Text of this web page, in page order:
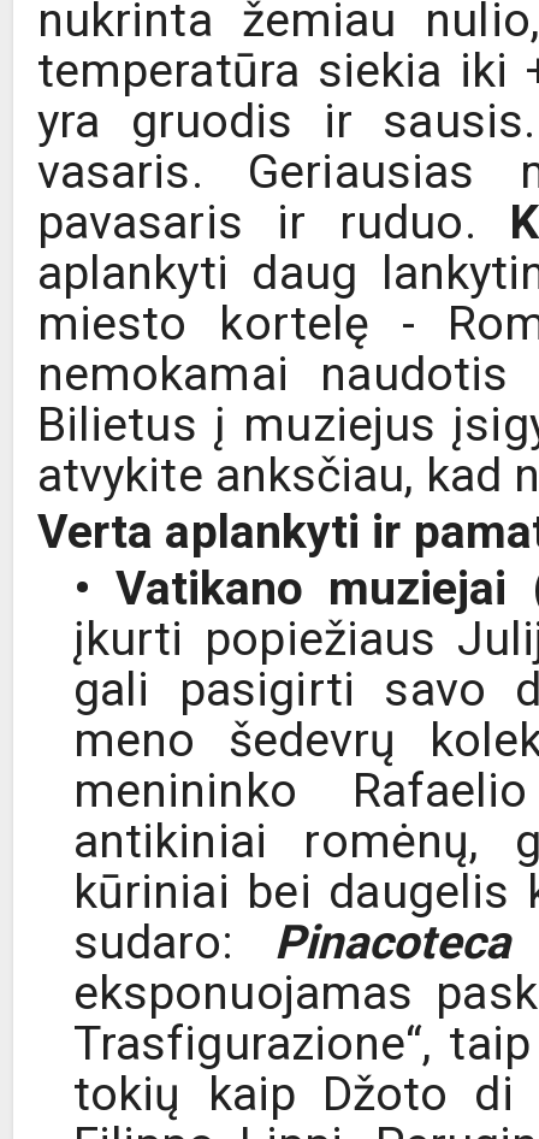
nukrinta žemiau
temperatūra siekia iki
yra gruodis ir
vasaris. Geriausias
pavasaris ir ruduo.
aplankyti daug
miesto kortelę -
nemokamai
Bilietus į muziejus
atvykite anksčiau, kad
Verta aplankyti ir
• Vatikano muziejai
įkurti popiežiaus
gali pasigirti savo
meno šedevrų
menininko
antikiniai romėnų,
kūriniai bei daugelis
sudaro: Pinacoteca
eksponuojamas
Trasfigurazione“,
tokių kaip Džoto di